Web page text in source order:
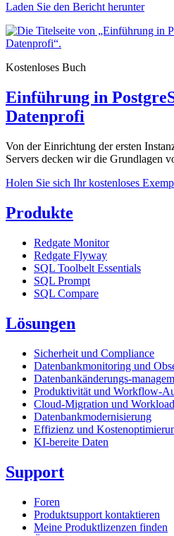
Laden Sie den Bericht herunter
Kostenloses Buch
Einführung in
Datenprofi
Von der Einrichtung der ersten
Servers decken wir die Grundlagen
Holen Sie sich Ihr kostenloses
Produkte
Redgate Monitor
Redgate Flyway
SQL Toolbelt Essentials
SQL Prompt
SQL Compare
Lösungen
Sicherheit und Compliance
Datenbankmonitoring und
Datenbankänderungs-
Produktivität und Workflow-
Cloud-Migration und
Datenbankmodernisierung
Effizienz und
KI-bereite Daten
Support
Foren
Produktsupport kontaktieren
Meine Produktlizenzen finden